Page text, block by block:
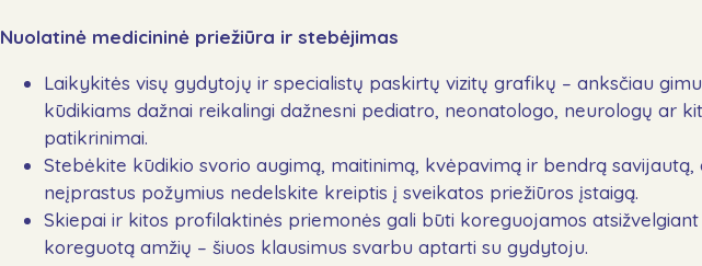
Nuolatinė medicininė priežiūra ir stebėjimas
Laikykitės visų gydytojų ir specialistų paskirtų vizitų grafikų – anksčiau
kūdikiams dažnai reikalingi dažnesni pediatro, neonatologo, neurologų ar
patikrinimai.
Stebėkite kūdikio svorio augimą, maitinimą, kvėpavimą ir bendrą
neįprastus požymius nedelskite kreiptis į sveikatos priežiūros įstaigą.
Skiepai ir kitos profilaktinės priemonės gali būti koreguojamos
koreguotą amžių – šiuos klausimus svarbu aptarti su gydytoju.